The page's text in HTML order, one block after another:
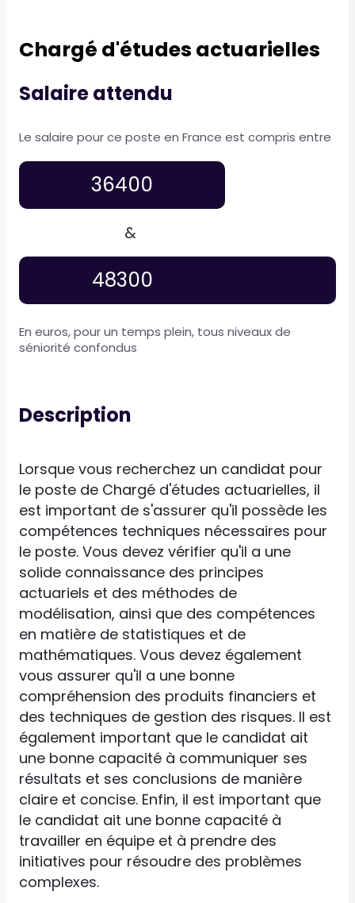
Chargé d'études actuarielles
Salaire attendu
Le salaire pour ce poste en France est compris entre
36400
&
48300
En euros, pour un temps plein, tous niveaux de
séniorité confondus
Description
Lorsque vous recherchez un candidat pour
le poste de Chargé d'études actuarielles, il
est important de s'assurer qu'il possède les
compétences techniques nécessaires pour
le poste. Vous devez vérifier qu'il a une
solide connaissance des principes
actuariels et des méthodes de
modélisation, ainsi que des compétences
en matière de statistiques et de
mathématiques. Vous devez également
vous assurer qu'il a une bonne
compréhension des produits financiers et
des techniques de gestion des risques. Il est
également important que le candidat ait
une bonne capacité à communiquer ses
résultats et ses conclusions de manière
claire et concise. Enfin, il est important que
le candidat ait une bonne capacité à
travailler en équipe et à prendre des
initiatives pour résoudre des problèmes
complexes.